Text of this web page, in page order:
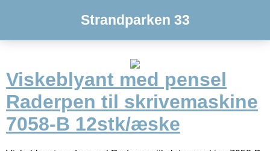
Strandparken 33
Viskeblyant med pensel
Raderpen til skrivemaskine
7058-B 12stk/æske